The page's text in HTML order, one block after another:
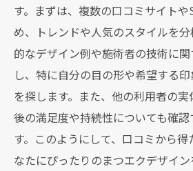
口コミから安心感を得る
安心して任せられる施術
手法
口コミを利用して信頼で
ける
理想のまつエクを見つけるた
クニック
す。まずは、複数の口コミサイト
め、トレンドや人気のスタイルを
的なデザイン例や施術者の技術に
し、特に自分の目の形や希望する
を探します。また、他の利用者の
後の満足度や持続性についても確
す。このようにして、口コミから
なたにぴったりのまつエクデザイ